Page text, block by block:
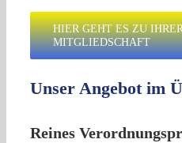
HIER GEHT ES ZU
MITGLIEDSCHAFT
Unser Angebot im
Reines